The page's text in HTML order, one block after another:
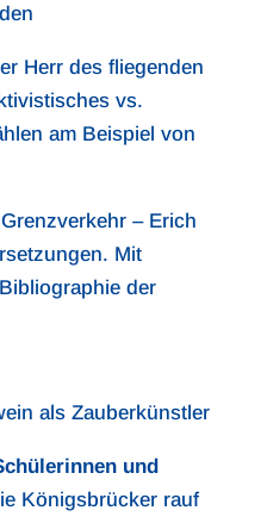
Herr des fliegenden
vs.
am Beispiel von
– Erich
Mit
der
als Zauberkünstler
und
Königsbrücker rauf